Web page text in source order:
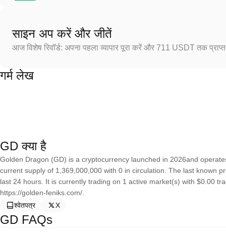
साइन अप करें और जीतें
आज विशेष रिवॉर्ड: अपना पहला व्यापार पूरा करें और 711 USDT तक
गर्म लेख
GD क्या है
Golden Dragon (GD) is a cryptocurrency launched in 2026and
current supply of 1,369,000,000 with 0 in circulation. The last known
last 24 hours. It is currently trading on 1 active market(s) with $0.00
https://golden-feniks.com/.
श्वेतपत्र
X
GD FAQs